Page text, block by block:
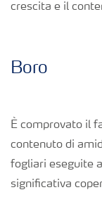
crescita e il
Boro
È comprovato il
contenuto di
fogliari eseguite
significativa